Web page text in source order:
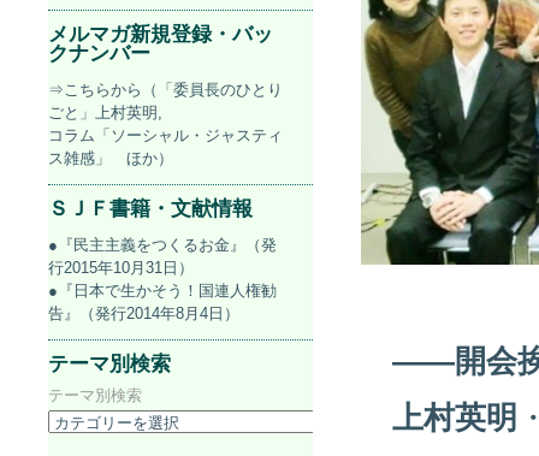
――開会
上村英明
メルマガ新規登録・バッ
クナンバー
⇒こちらから（「委員長のひとり
ごと」上村英明,
コラム「ソーシャル・ジャスティ
ス雑感」 ほか）
ＳＪＦ書籍・文献情報
●『民主主義をつくるお金』（発
行2015年10月31日）
●『日本で生かそう！国連人権勧
告』（発行2014年8月4日）
テーマ別検索
テーマ別検索